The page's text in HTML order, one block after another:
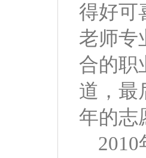
得好可
老师专
合的职
道，最
年的志
2010